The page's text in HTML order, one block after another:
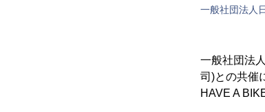
一般社団法人
一般社団法
司)との共催
HAVE A